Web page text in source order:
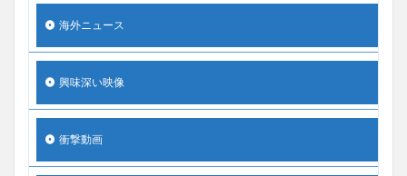
海外ニュース
興味深い映像
衝撃動画